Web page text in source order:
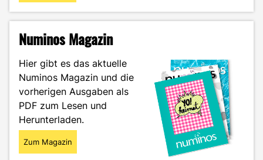
light
ist
mehr"
Numinos Magazin
Hier gibt es das aktuelle
Numinos Magazin und die
vorherigen Ausgaben als
PDF zum Lesen und
Herunterladen.
Zum Magazin